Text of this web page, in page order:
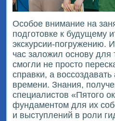
Особое внимание на
подготовке к будущему
экскурсии-погружению.
час заложил основу для
смогли не просто
справки, а
времени. Знания,
специалистов «Пятого
фундаментом для их
и выступлений в роли